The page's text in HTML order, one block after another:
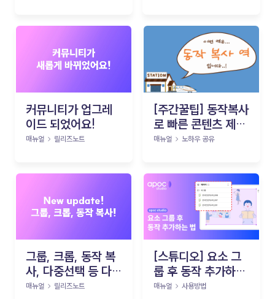
커뮤니티가 업그레
이드 되었어요!
매뉴얼 릴리즈노트
[주간꿀팁] 동작복사
로 빠른 콘텐츠 제작
하기!
매뉴얼 노하우 공유
그룹, 크롭, 동작 복
사, 다중선택 등 다
양한 기능이 업데이
매뉴얼 릴리즈노트
[스튜디오] 요소 그
룹 후 동작 추가하는
법
매뉴얼 사용방법